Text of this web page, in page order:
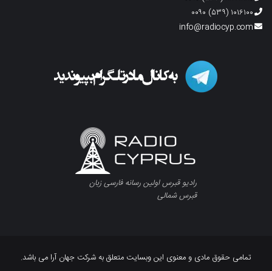
۱۰۱۶۱۰۰ (۵۳۹) ۰۰۹۰
info@radiocyp.com
رادیو قبرس اولین رسانه فارسی زبان
قبرس شمالی
تمامی حقوق مادی و معنوی این وبسایت متعلق به شرکت جهان آرا می باشد.